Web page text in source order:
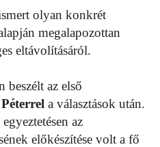
olyan konkrét
megalapozottan
eltávolításáról.
beszélt az első
a választások után.
az
előkészítése volt a fő